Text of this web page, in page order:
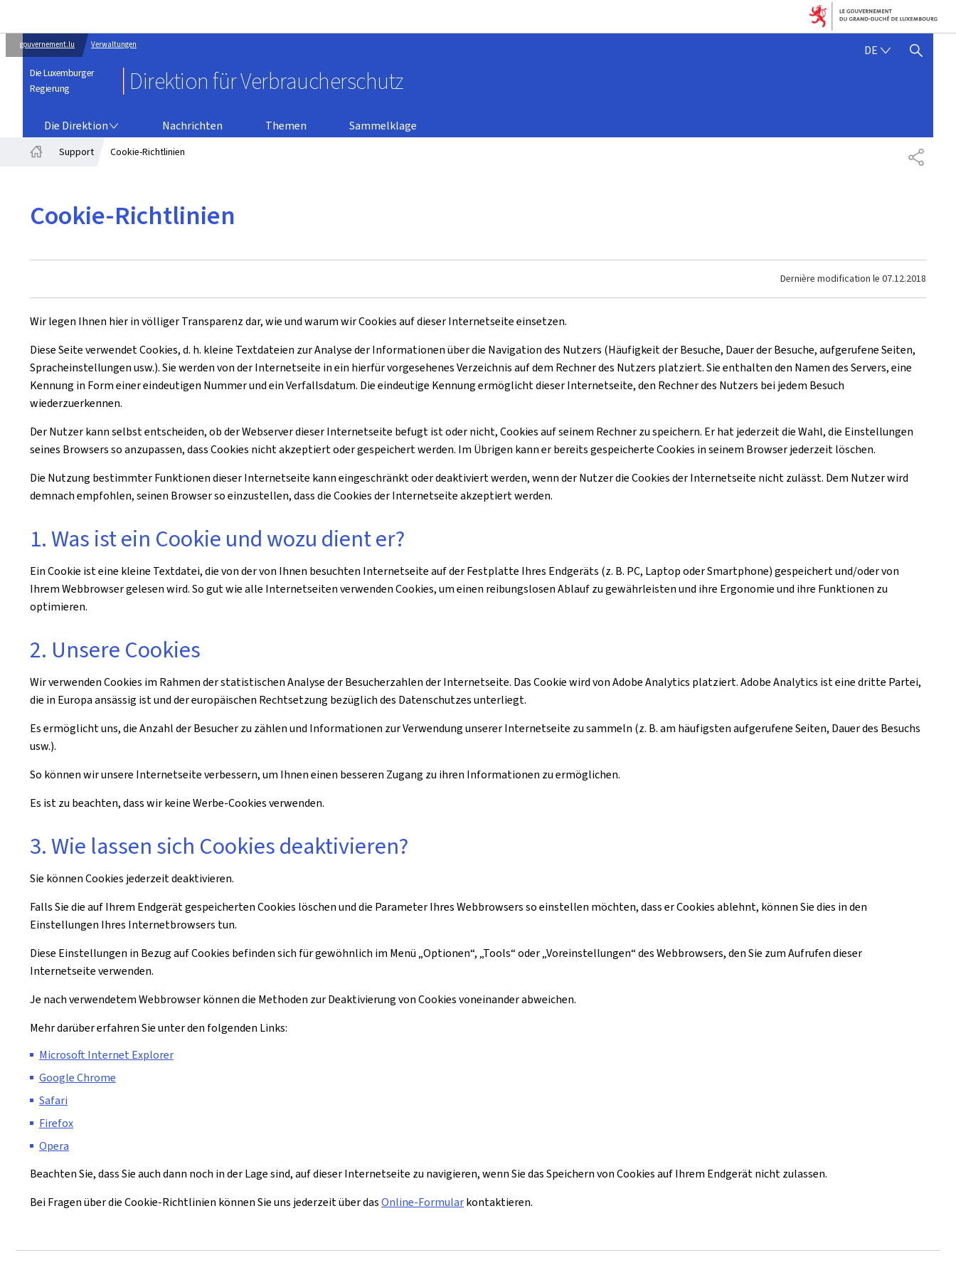
gouvernement.lu Verwaltungen
Die Luxemburger
Regierung
Direktion für Verbraucherschutz
DE DEUTSCH
SUCHFLED ANZEIGEN /
Die Direktion Nachrichten Themen
Sammelklage
Support Cookie-Richtlinien
Cookie-Richtlinien
Dernière modification le 07.12.2018
Wir legen Ihnen hier in völliger Transparenz dar, wie und warum wir Cookies auf dieser Internetseite einsetzen.
Diese Seite verwendet Cookies, d. h. kleine Textdateien zur Analyse der Informationen über die Navigation des Nutzers (Häufigkeit der Besuche, Dauer der Besuche, aufgerufene Seiten,
Spracheinstellungen usw.). Sie werden von der Internetseite in ein hierfür vorgesehenes Verzeichnis auf dem Rechner des Nutzers platziert. Sie enthalten den Namen des Servers, eine
Kennung in Form einer eindeutigen Nummer und ein Verfallsdatum. Die eindeutige Kennung ermöglicht dieser Internetseite, den Rechner des Nutzers bei jedem Besuch
wiederzuerkennen.
Der Nutzer kann selbst entscheiden, ob der Webserver dieser Internetseite befugt ist oder nicht, Cookies auf seinem Rechner zu speichern. Er hat jederzeit die Wahl, die Einstellungen
seines Browsers so anzupassen, dass Cookies nicht akzeptiert oder gespeichert werden. Im Übrigen kann er bereits gespeicherte Cookies in seinem Browser jederzeit löschen.
Die Nutzung bestimmter Funktionen dieser Internetseite kann eingeschränkt oder deaktiviert werden, wenn der Nutzer die Cookies der Internetseite nicht zulässt. Dem Nutzer wird
demnach empfohlen, seinen Browser so einzustellen, dass die Cookies der Internetseite akzeptiert werden.
1. Was ist ein Cookie und wozu dient er?
Ein Cookie ist eine kleine Textdatei, die von der von Ihnen besuchten Internetseite auf der Festplatte Ihres Endgeräts (z. B. PC, Laptop oder Smartphone) gespeichert und/oder von
Ihrem Webbrowser gelesen wird. So gut wie alle Internetseiten verwenden Cookies, um einen reibungslosen Ablauf zu gewährleisten und ihre Ergonomie und ihre Funktionen zu
optimieren.
2. Unsere Cookies
Wir verwenden Cookies im Rahmen der statistischen Analyse der Besucherzahlen der Internetseite. Das Cookie wird von Adobe Analytics platziert. Adobe Analytics ist eine dritte Partei,
die in Europa ansässig ist und der europäischen Rechtsetzung bezüglich des Datenschutzes unterliegt.
Es ermöglicht uns, die Anzahl der Besucher zu zählen und Informationen zur Verwendung unserer Internetseite zu sammeln (z. B. am häufigsten aufgerufene Seiten, Dauer des Besuchs
usw.).
So können wir unsere Internetseite verbessern, um Ihnen einen besseren Zugang zu ihren Informationen zu ermöglichen.
Es ist zu beachten, dass wir keine Werbe-Cookies verwenden.
3. Wie lassen sich Cookies deaktivieren?
Sie können Cookies jederzeit deaktivieren.
Falls Sie die auf Ihrem Endgerät gespeicherten Cookies löschen und die Parameter Ihres Webbrowsers so einstellen möchten, dass er Cookies ablehnt, können Sie dies in den
Einstellungen Ihres Internetbrowsers tun.
Diese Einstellungen in Bezug auf Cookies befinden sich für gewöhnlich im Menü „Optionen“, „Tools“ oder „Voreinstellungen“ des Webbrowsers, den Sie zum Aufrufen dieser
Internetseite verwenden.
Je nach verwendetem Webbrowser können die Methoden zur Deaktivierung von Cookies voneinander abweichen.
Mehr darüber erfahren Sie unter den folgenden Links:
Microsoft Internet Explorer
Google Chrome
Safari
Firefox
Opera
Beachten Sie, dass Sie auch dann noch in der Lage sind, auf dieser Internetseite zu navigieren, wenn Sie das Speichern von Cookies auf Ihrem Endgerät nicht zulassen.
Bei Fragen über die Cookie-Richtlinien können Sie uns jederzeit über dasOnline-Formularkontaktieren.